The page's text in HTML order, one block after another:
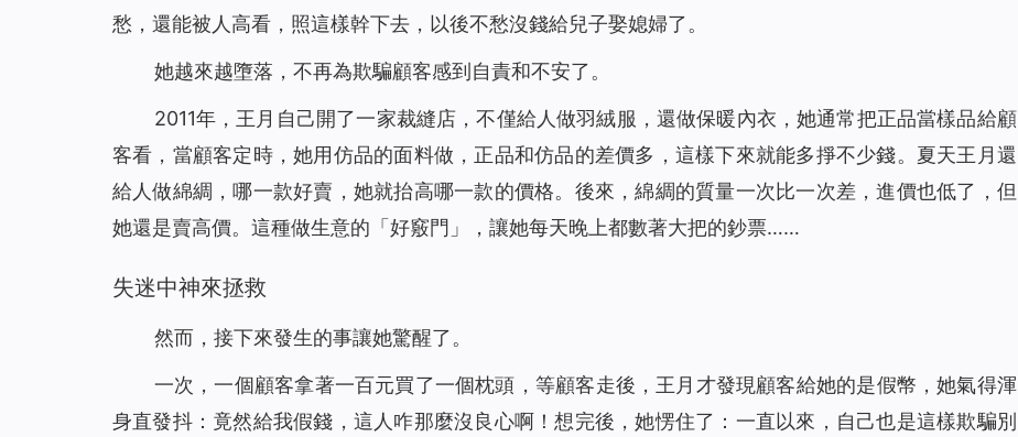
愁，還能被人高看，照這樣幹下去，以後不愁沒錢給兒子娶媳婦了。
她越來越墮落，不再為欺騙顧客感到自責和不安了。
2011年，王月自己開了一家裁縫店，不僅給人做羽絨服，還做保暖內衣，她通常把正品當樣品給顧
客看，當顧客定時，她用仿品的面料做，正品和仿品的差價多，這樣下來就能多掙不少錢。夏天王月還
給人做綿綢，哪一款好賣，她就抬高哪一款的價格。後來，綿綢的質量一次比一次差，進價也低了，但
她還是賣高價。這種做生意的「好竅門」，讓她每天晚上都數著大把的鈔票……
失迷中神來拯救
然而，接下來發生的事讓她驚醒了。
一次，一個顧客拿著一百元買了一個枕頭，等顧客走後，王月才發現顧客給她的是假幣，她氣得渾
身直發抖：竟然給我假錢，這人咋那麼沒良心啊！想完後，她愣住了：一直以來，自己也是這樣欺騙別